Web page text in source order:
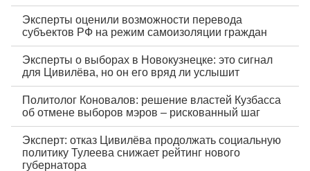
Эксперты оценили возможности перевода
субъектов РФ на режим самоизоляции граждан
Эксперты о выборах в Новокузнецке: это сигнал
для Цивилёва, но он его вряд ли услышит
Политолог Коновалов: решение властей Кузбасса
об отмене выборов мэров – рискованный шаг
Эксперт: отказ Цивилёва продолжать социальную
политику Тулеева снижает рейтинг нового
губернатора